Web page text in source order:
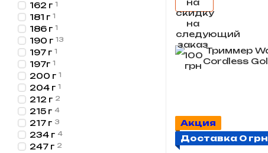
Акция
Доставка 0 грн
162 г 1
181 г 1
186 г 1
190 г 13
197 г 1
197г 1
200 г 1
204 г 1
212 г 2
215 г 4
217 г 3
234 г 4
247 г 2